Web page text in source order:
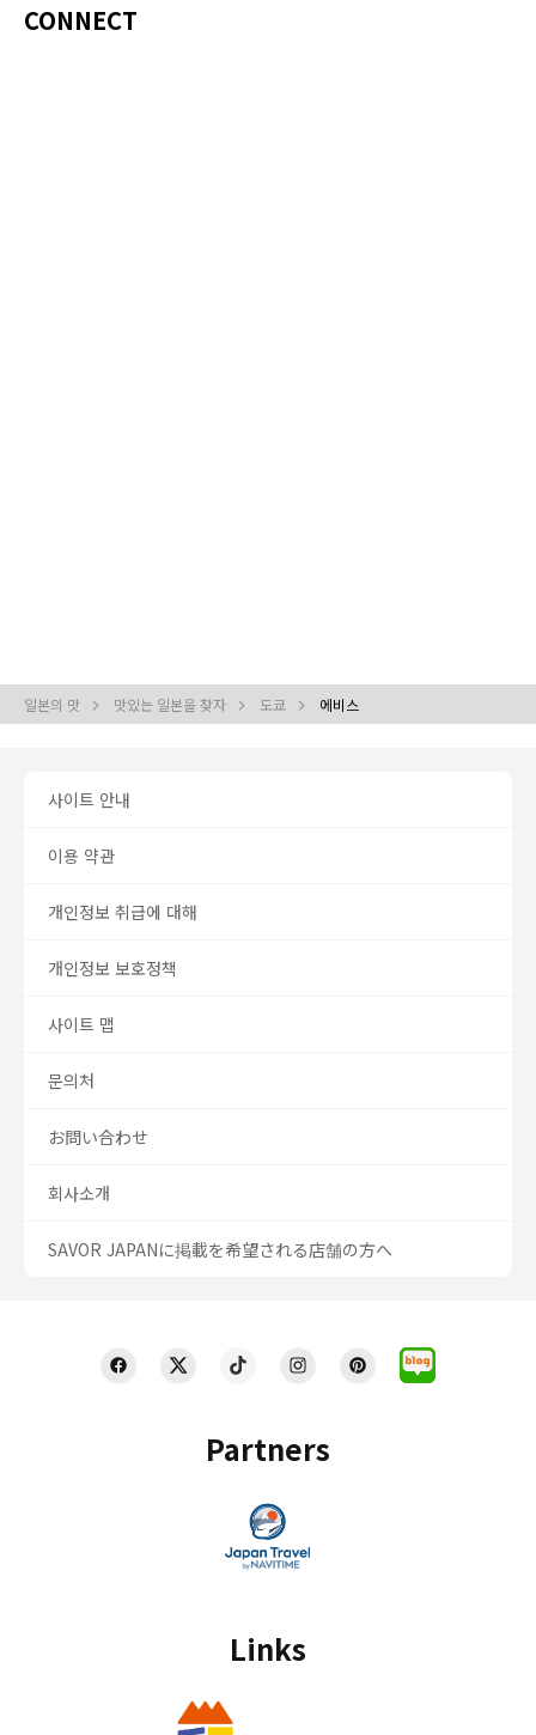
CONNECT
일본의 맛 맛있는 일본을 찾자 도쿄 에비스
Partners
Links
사이트 안내
이용 약관
개인정보 취급에 대해
개인정보 보호정책
사이트 맵
문의처
お問い合わせ
회사소개
SAVOR JAPANに掲載を希望される店舗の方へ